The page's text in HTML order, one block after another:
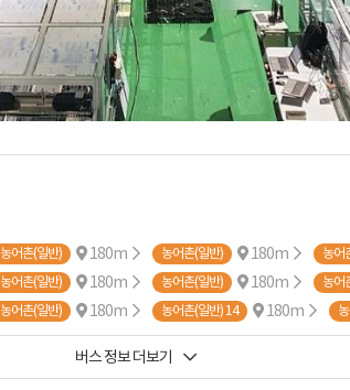
농어촌(일반) 180m 농어촌(일반) 180m 농어
농어촌(일반) 180m 농어촌(일반) 180m 농어
농어촌(일반) 180m 농어촌(일반) 14 180m
180m 일반 14-0 180m 농어촌(일반)
버스 정보 더보기